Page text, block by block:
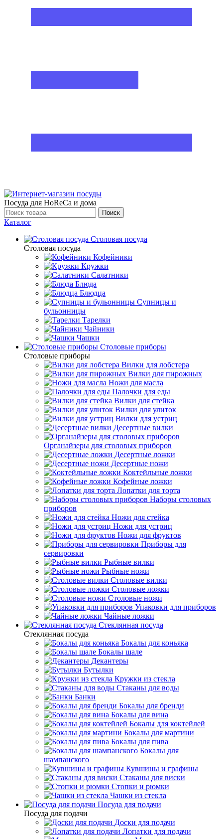
Посуда для HoReCa и дома
Поиск
Каталог
Столовая посуда
Столовая посуда
Кофейники
Кружки
Салатники
Блюда
Блюдца
Супницы и
бульонницы
Тарелки
Чайники
Чашки
Cтоловые приборы
Cтоловые приборы
Вилки для лобстера
Вилки для пирожных
Ножи для масла
Палочки для еды
Вилки для стейка
Вилки для улиток
Вилки для устриц
Десертные вилки
Органайзеры для столовых приборов
Десертные ложки
Десертные ножи
Коктейльные ложки
Кофейные ложки
Лопатки для торта
Наборы столовых
приборов
Ножи для стейка
Ножи для устриц
Ножи для фруктов
Приборы для
сервировки
Рыбные вилки
Рыбные ножи
Столовые вилки
Столовые ложки
Столовые ножи
Упаковки для приборов
Чайные ложки
Стеклянная посуда
Стеклянная посуда
Бокалы для коньяка
Бокалы шале
Декантеры
Бутылки
Кружки из стекла
Стаканы для воды
Банки
Бокалы для бренди
Бокалы для вина
Бокалы для коктейлей
Бокалы для мартини
Бокалы для пива
Бокалы для
шампанского
Кувшины и графины
Стаканы для виски
Стопки и рюмки
Чашки из стекла
Посуда для подачи
Посуда для подачи
Доски для подачи
Лопатки для подачи